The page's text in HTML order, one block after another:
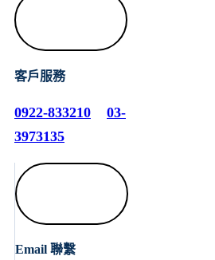
客戶服務
0922-833210
03-
3973135
Email 聯繫